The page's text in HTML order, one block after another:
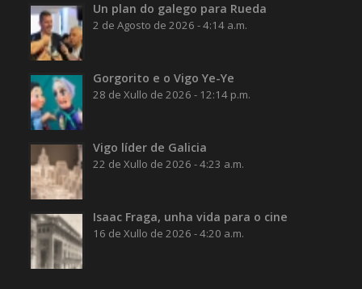
Un plan do galego para Rueda
2 de Agosto de 2026 - 4:14 a.m.
Gorgorito e o Vigo Ye-Ye
28 de Xullo de 2026 - 12:14 p.m.
Vigo líder de Galicia
22 de Xullo de 2026 - 4:23 a.m.
Isaac Fraga, unha vida para o cine
16 de Xullo de 2026 - 4:20 a.m.